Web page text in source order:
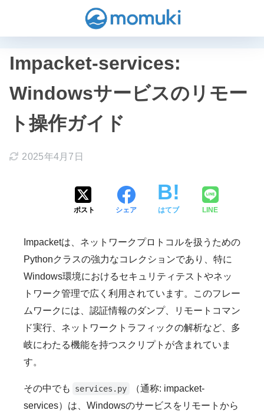
Impacket-services:
Windowsサービスのリモー
ト操作ガイド
2025年4月7日
ポスト シェア はてブ LINE
Impacketは、ネットワークプロトコルを扱うための
Pythonクラスの強力なコレクションであり、特に
Windows環境におけるセキュリティテストやネッ
トワーク管理で広く利用されています。このフレー
ムワークには、認証情報のダンプ、リモートコマン
ド実行、ネットワークトラフィックの解析など、多
岐にわたる機能を持つスクリプトが含まれていま
す。
その中でも services.py
（通称: impacket-
services）は、Windowsのサービスをリモートから